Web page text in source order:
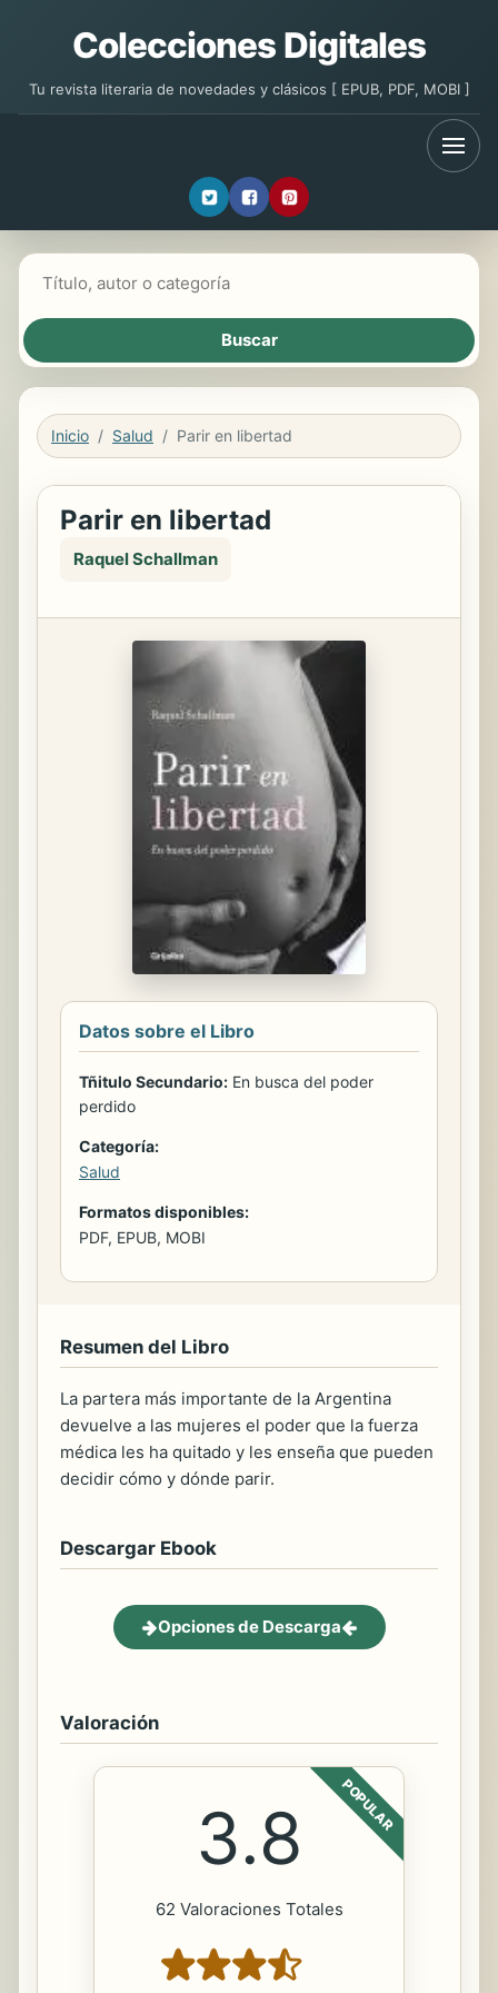
Colecciones Digitales
Tu revista literaria de novedades y clásicos [ EPUB, PDF, MOBI ]
Inicio Salud Parir en libertad
Parir en libertad
Raquel Schallman
Datos sobre el Libro
Tñitulo Secundario: En busca del poder
perdido
Categoría:
Salud
Formatos disponibles:
PDF, EPUB, MOBI
Resumen del Libro
La partera más importante de la Argentina
devuelve a las mujeres el poder que la fuerza
médica les ha quitado y les enseña que pueden
decidir cómo y dónde parir.
Descargar Ebook
Opciones de Descarga
Valoración
POPULAR
3.8
62 Valoraciones Totales